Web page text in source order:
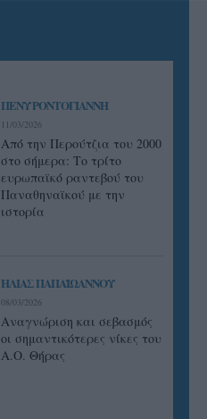
ΠΕΝΥ ΡΟΝΤΟΓΙΑΝΝΗ
11/03/2026
Από την Περούτζια του 2000
στο σήμερα: Tο τρίτο
ευρωπαϊκό ραντεβού του
Παναθηναϊκού με την
ιστορία
ΗΛΙΑΣ ΠΑΠΑΪΩΑΝΝΟΥ
08/03/2026
Αναγνώριση και σεβασμός
οι σημαντικότερες νίκες του
Α.Ο. Θήρας